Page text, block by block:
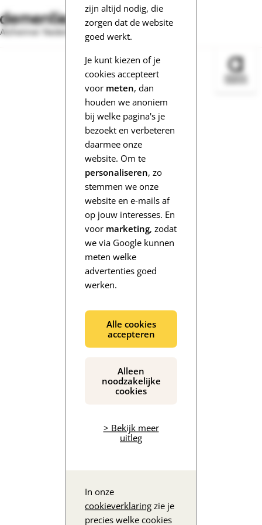
zijn altijd nodig, die
zorgen dat de website
goed werkt.
Je kunt kiezen of je
cookies accepteert
voor meten, dan
houden we anoniem
bij welke pagina's je
bezoekt en verbeteren
daarmee onze
website. Om te
personaliseren, zo
stemmen we onze
website en e-mails af
op jouw interesses. En
voor marketing, zodat
we via Google kunnen
meten welke
advertenties goed
werken.
Alle cookies
accepteren
Alleen
noodzakelijke
cookies
> Bekijk meer
uitleg
In onze
cookieverklaring zie je
precies welke cookies
Alzheimer Nederland
De inhoud wordt geladen...